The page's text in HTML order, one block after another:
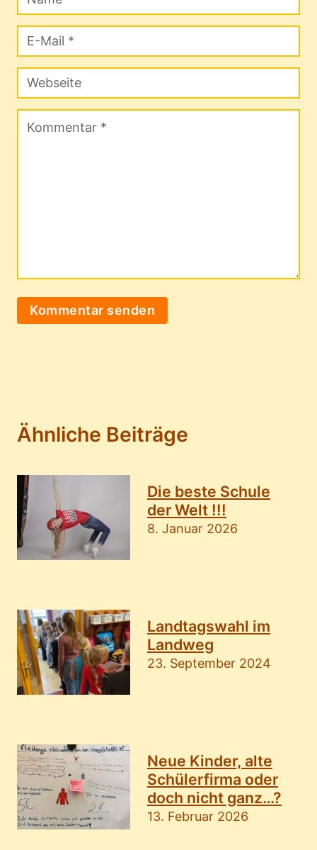
Ähnliche Beiträge
Die beste Schule
der Welt !!!
8. Januar 2026
Landtagswahl im
Landweg
23. September 2024
Neue Kinder, alte
Schülerfirma oder
doch nicht ganz…?
13. Februar 2026